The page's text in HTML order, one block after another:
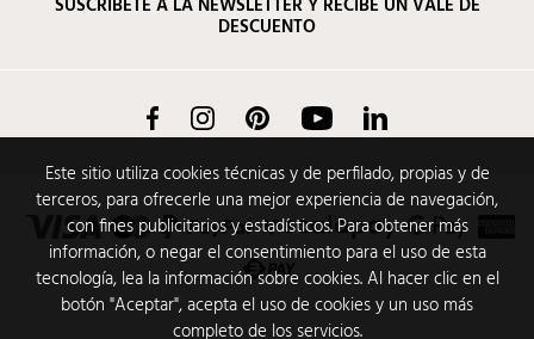
Este sitio utiliza cookies técnicas y de perfilado, propias y de
terceros, para ofrecerle una mejor experiencia de navegación,
con fines publicitarios y estadísticos. Para obtener más
información, o negar el consentimiento para el uso de esta
tecnología, lea la información sobre cookies. Al hacer clic en el
botón "Aceptar", acepta el uso de cookies y un uso más
completo de los servicios.
SUSCRÍBETE A LA NEWSLETTER Y RECIBE UN VALE DE
DESCUENTO
FacebookInstagram Pinterest YouTube